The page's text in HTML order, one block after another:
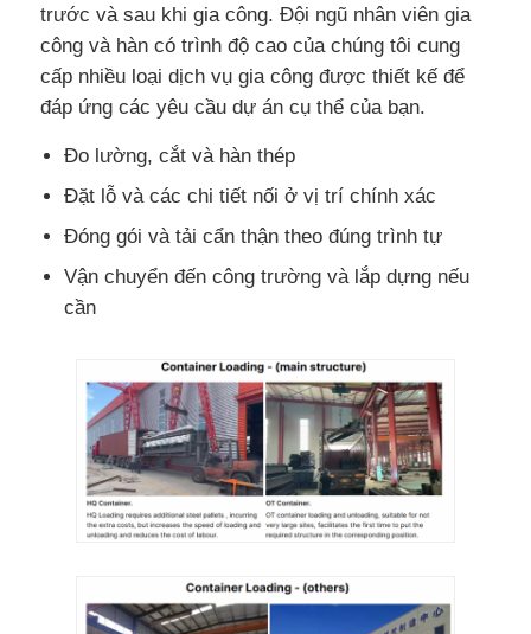
trước và sau khi gia công. Đội ngũ nhân viên gia
công và hàn có trình độ cao của chúng tôi cung
cấp nhiều loại dịch vụ gia công được thiết kế để
đáp ứng các yêu cầu dự án cụ thể của bạn.
Đo lường, cắt và hàn thép
Đặt lỗ và các chi tiết nối ở vị trí chính xác
Đóng gói và tải cẩn thận theo đúng trình tự
Vận chuyển đến công trường và lắp dựng nếu
cần